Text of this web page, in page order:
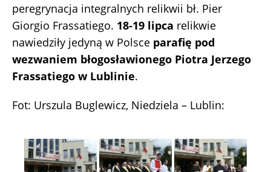
peregrynacja integralnych relikwii bł. Pier
Giorgio Frassatiego. 18-19 lipca relikwie
nawiedziły jedyną w Polsce parafię pod
wezwaniem błogosławionego Piotra Jerzego
Frassatiego w Lublinie.
Fot: Urszula Buglewicz, Niedziela – Lublin: